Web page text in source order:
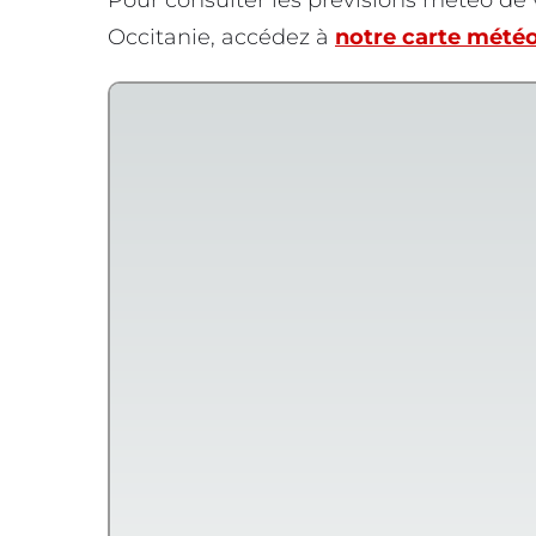
Occitanie, accédez à notre carte